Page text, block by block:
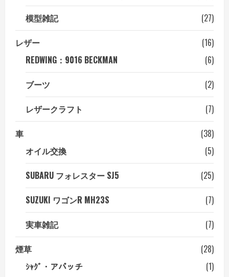
模型雑記
(27)
レザー
(16)
REDWING：9016 BECKMAN
(6)
ブーツ
(2)
レザークラフト
(7)
車
(38)
オイル交換
(5)
SUBARU フォレスター SJ5
(25)
SUZUKI ワゴンR MH23S
(7)
実車雑記
(7)
煙草
(28)
ｼｬｸﾞ・アパッチ
(1)